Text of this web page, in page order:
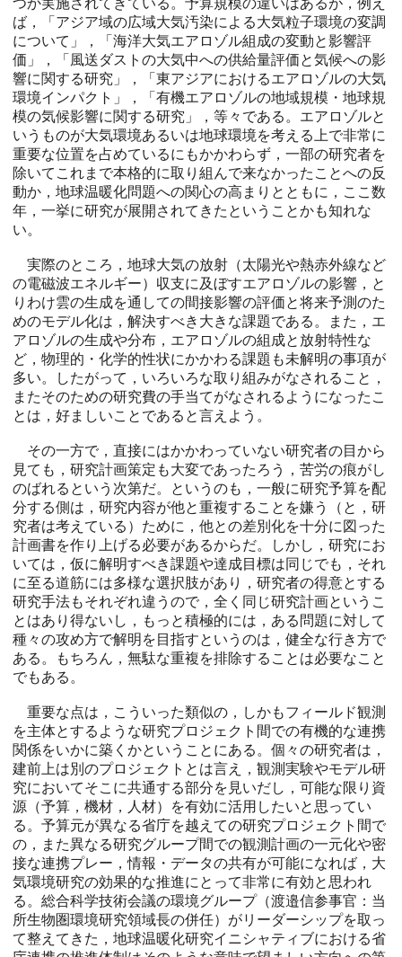
つか実施されてきている。予算規模の違いはあるが，例え
ば，「アジア域の広域大気汚染による大気粒子環境の変調
について」，「海洋大気エアロゾル組成の変動と影響評
価」，「風送ダストの大気中への供給量評価と気候への影
響に関する研究」，「東アジアにおけるエアロゾルの大気
環境インパクト」，「有機エアロゾルの地域規模・地球規
模の気候影響に関する研究」，等々である。エアロゾルと
いうものが大気環境あるいは地球環境を考える上で非常に
重要な位置を占めているにもかかわらず，一部の研究者を
除いてこれまで本格的に取り組んで来なかったことへの反
動か，地球温暖化問題への関心の高まりとともに，ここ数
年，一挙に研究が展開されてきたということかも知れな
い。
実際のところ，地球大気の放射（太陽光や熱赤外線など
の電磁波エネルギー）収支に及ぼすエアロゾルの影響，と
りわけ雲の生成を通しての間接影響の評価と将来予測のた
めのモデル化は，解決すべき大きな課題である。また，エ
アロゾルの生成や分布，エアロゾルの組成と放射特性な
ど，物理的・化学的性状にかかわる課題も未解明の事項が
多い。したがって，いろいろな取り組みがなされること，
またそのための研究費の手当てがなされるようになったこ
とは，好ましいことであると言えよう。
その一方で，直接にはかかわっていない研究者の目から
見ても，研究計画策定も大変であったろう，苦労の痕がし
のばれるという次第だ。というのも，一般に研究予算を配
分する側は，研究内容が他と重複することを嫌う（と，研
究者は考えている）ために，他との差別化を十分に図った
計画書を作り上げる必要があるからだ。しかし，研究にお
いては，仮に解明すべき課題や達成目標は同じでも，それ
に至る道筋には多様な選択肢があり，研究者の得意とする
研究手法もそれぞれ違うので，全く同じ研究計画というこ
とはあり得ないし，もっと積極的には，ある問題に対して
種々の攻め方で解明を目指すというのは，健全な行き方で
ある。もちろん，無駄な重複を排除することは必要なこと
でもある。
重要な点は，こういった類似の，しかもフィールド観測
を主体とするような研究プロジェクト間での有機的な連携
関係をいかに築くかということにある。個々の研究者は，
建前上は別のプロジェクトとは言え，観測実験やモデル研
究においてそこに共通する部分を見いだし，可能な限り資
源（予算，機材，人材）を有効に活用したいと思ってい
る。予算元が異なる省庁を越えての研究プロジェクト間で
の，また異なる研究グループ間での観測計画の一元化や密
接な連携プレー，情報・データの共有が可能になれば，大
気環境研究の効果的な推進にとって非常に有効と思われ
る。総合科学技術会議の環境グループ（渡邉信参事官：当
所生物圏環境研究領域長の併任）がリーダーシップを取っ
て整えてきた，地球温暖化研究イニシャティブにおける省